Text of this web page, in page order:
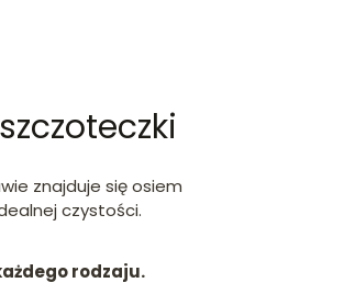
znajduje się osiem
czystości.
rodzaju.